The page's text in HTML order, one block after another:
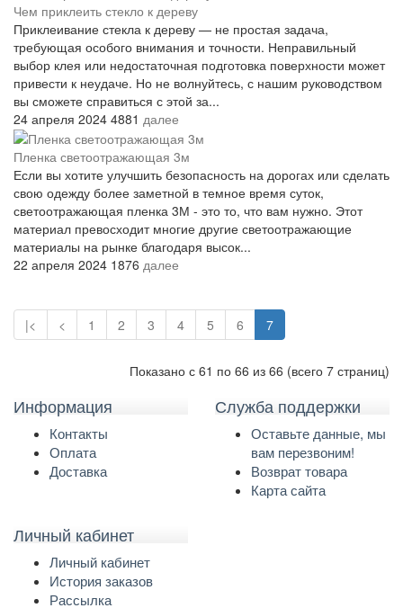
Чем приклеить стекло к дереву
Приклеивание стекла к дереву — не простая задача,
требующая особого внимания и точности. Неправильный
выбор клея или недостаточная подготовка поверхности может
привести к неудаче. Но не волнуйтесь, с нашим руководством
вы сможете справиться с этой за...
24 апреля 2024 4881 далее
Пленка светоотражающая 3м
Если вы хотите улучшить безопасность на дорогах или сделать
свою одежду более заметной в темное время суток,
светоотражающая пленка 3М - это то, что вам нужно. Этот
материал превосходит многие другие светоотражающие
материалы на рынке благодаря высок...
22 апреля 2024 1876 далее
|< < 1 2 3 4 5 6 7
Показано с 61 по 66 из 66 (всего 7 страниц)
Информация
Контакты
Оплата
Доставка
Служба поддержки
Оставьте данные, мы
вам перезвоним!
Возврат товара
Карта сайта
Личный кабинет
Личный кабинет
История заказов
Рассылка